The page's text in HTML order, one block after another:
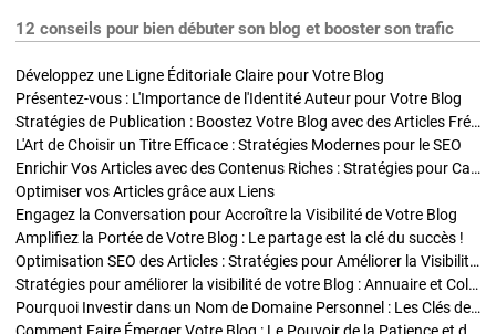
12 conseils pour bien débuter son blog et booster son trafic
Développez une Ligne Éditoriale Claire pour Votre Blog
Présentez-vous : L'Importance de l'Identité Auteur pour Votre Blog
Stratégies de Publication : Boostez Votre Blog avec des Articles Fréquents et Exclusifs
L'Art de Choisir un Titre Efficace : Stratégies Modernes pour le SEO
Enrichir Vos Articles avec des Contenus Riches : Stratégies pour Captiver et Optimiser
Optimiser vos Articles grâce aux Liens
Engagez la Conversation pour Accroître la Visibilité de Votre Blog
Amplifiez la Portée de Votre Blog : Le partage est la clé du succès !
Optimisation SEO des Articles : Stratégies pour Améliorer la Visibilité de Votre Blog
Stratégies pour améliorer la visibilité de votre Blog : Annuaire et Collaborations
Pourquoi Investir dans un Nom de Domaine Personnel : Les Clés de la Réussite de Votre Blog